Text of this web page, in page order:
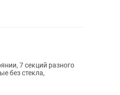
без стекла,